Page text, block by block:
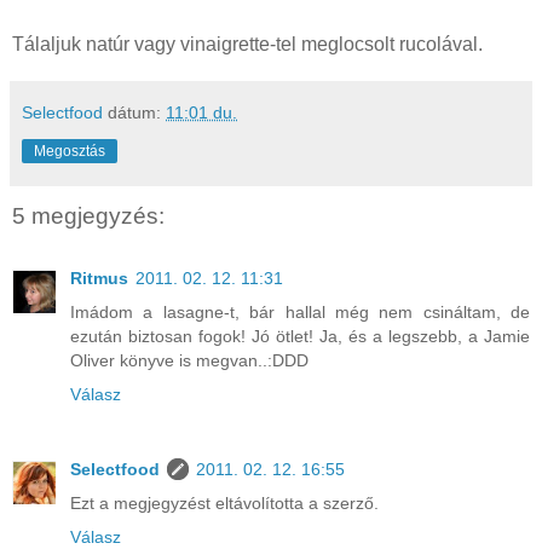
Tálaljuk natúr vagy vinaigrette-tel meglocsolt rucolával.
Selectfood dátum: 11:01 du.
Megosztás
5 megjegyzés:
Ritmus 2011. 02. 12. 11:31
Imádom a lasagne-t, bár hallal még nem csináltam, de
ezután biztosan fogok! Jó ötlet! Ja, és a legszebb, a Jamie
Oliver könyve is megvan..:DDD
Válasz
Selectfood
2011. 02. 12. 16:55
Ezt a megjegyzést eltávolította a szerző.
Válasz